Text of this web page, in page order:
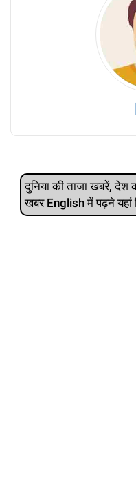
दुनिया की ताजा खबरें, देश
खबर English में पढ़ने